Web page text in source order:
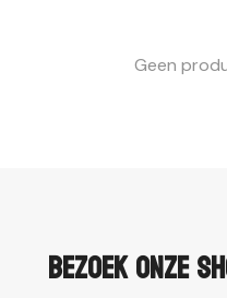
Geen
Bezoek onze